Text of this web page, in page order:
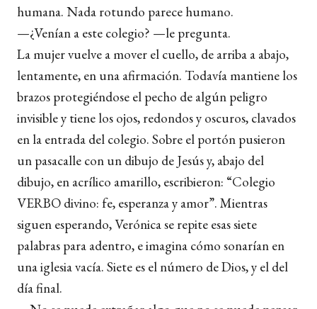
humana. Nada rotundo parece humano.
—¿Venían a este colegio? —le pregunta.
La mujer vuelve a mover el cuello, de arriba a abajo,
lentamente, en una afirmación. Todavía mantiene los
brazos protegiéndose el pecho de algún peligro
invisible y tiene los ojos, redondos y oscuros, clavados
en la entrada del colegio. Sobre el portón pusieron
un pasacalle con un dibujo de Jesús y, abajo del
dibujo, en acrílico amarillo, escribieron: “Colegio
VERBO divino: fe, esperanza y amor”. Mientras
siguen esperando, Verónica se repite esas siete
palabras para adentro, e imagina cómo sonarían en
una iglesia vacía. Siete es el número de Dios, y el del
día final.